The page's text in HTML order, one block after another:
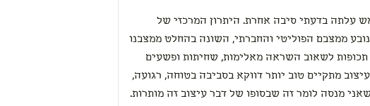
עלתה בדעתי סיבה אחרת. היתרון המרכזי של
ממצבם הפוליטי והחברתי, השונה בהחלט ממצבנו
תכופות לשאוב השראה מאלימות, שחיתות ופשעים
מתקיים טוב יותר דווקא בסביבה בטוחה, רגועה,
מנסה לומר זה שבסופו של דבר עיצוב זה מותרות.